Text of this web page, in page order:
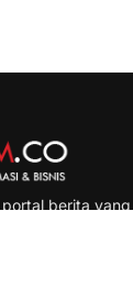
berita yang